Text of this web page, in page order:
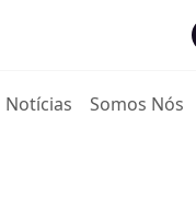
Notícias Somos Nós